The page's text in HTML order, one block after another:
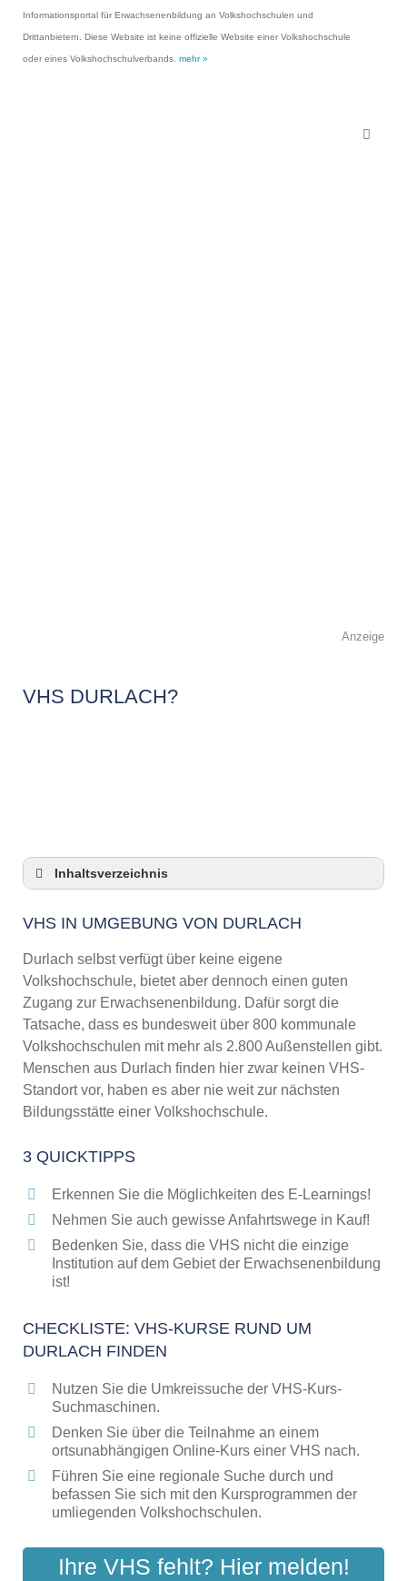
Informationsportal für Erwachsenenbildung an Volkshochschulen und
Drittanbietern. Diese Website ist keine offizielle Website einer Volkshochschule
oder eines Volkshochschulverbands. mehr »
Anzeige
VHS DURLACH?
Inhaltsverzeichnis
3 Quicktipps
Checkliste: VHS-Kurse rund um Durlach
Keine VHS in Durlach
Online-Kurse: Pro und Contra
Online-Kurse als alternative Angebote zu
VHS-Kursen
Die VHS als Inbegriff der Erwachsenenbildung
Das bundesweite Netzwerk der
Abendschulen rund um Durlach
Bildungsangebote der VHS
VHS IN UMGEBUNG VON DURLACH
Durlach selbst verfügt über keine eigene
Volkshochschule, bietet aber dennoch einen guten
Zugang zur Erwachsenenbildung. Dafür sorgt die
Tatsache, dass es bundesweit über 800 kommunale
Volkshochschulen mit mehr als 2.800 Außenstellen gibt.
Menschen aus Durlach finden hier zwar keinen VHS-
Standort vor, haben es aber nie weit zur nächsten
Bildungsstätte einer Volkshochschule.
3 QUICKTIPPS
Erkennen Sie die Möglichkeiten des E-Learnings!
Nehmen Sie auch gewisse Anfahrtswege in Kauf!
Bedenken Sie, dass die VHS nicht die einzige
Institution auf dem Gebiet der Erwachsenenbildung
ist!
CHECKLISTE: VHS-KURSE RUND UM
DURLACH FINDEN
Nutzen Sie die Umkreissuche der VHS-Kurs-
Suchmaschinen.
Denken Sie über die Teilnahme an einem
ortsunabhängigen Online-Kurs einer VHS nach.
Führen Sie eine regionale Suche durch und
befassen Sie sich mit den Kursprogrammen der
umliegenden Volkshochschulen.
Ihre VHS fehlt? Hier melden!